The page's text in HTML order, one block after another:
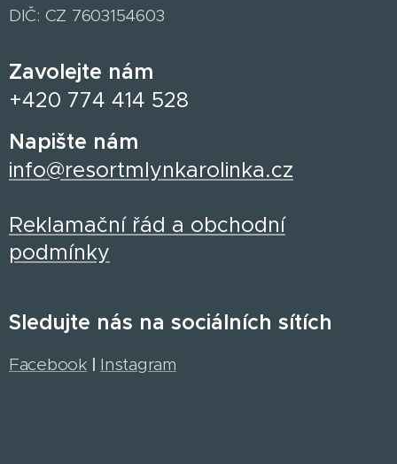
DIČ: CZ 7603154603
Zavolejte nám
+420 774 414 528
Napište nám
info@resortmlynkarolinka.cz
Reklamační řád a obchodní
podmínky
Sledujte nás na sociálních sítích
Facebook| Instagram